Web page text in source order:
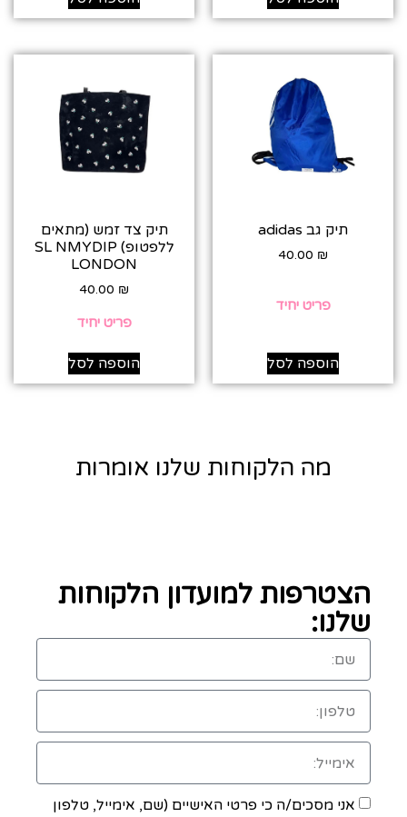
תיק גב adidas
40.00 ₪
פריט יחיד
הוספה לסל
תיק צד זמש (מתאים
ללפטופ) SL NMYDIP
LONDON
40.00 ₪
פריט יחיד
הוספה לסל
מה הלקוחות שלנו אומרות
הצטרפות למועדון הלקוחות
שלנו:
אני מסכים/ה כי פרטי האישיים (שם, אימייל, טלפון